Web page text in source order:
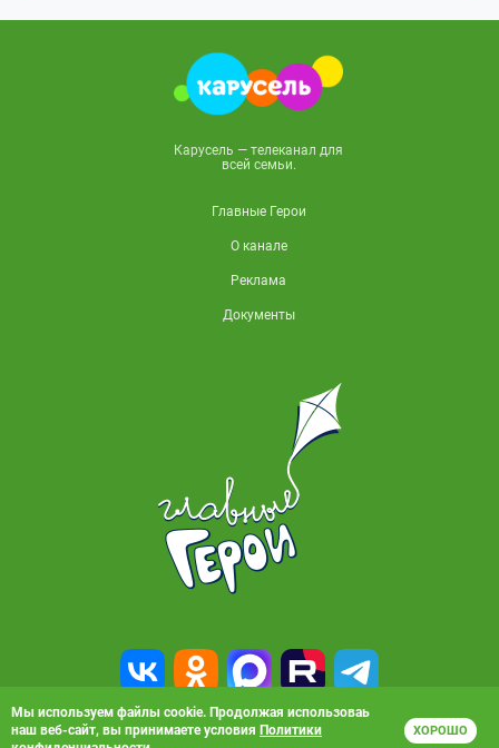
Карусель — телеканал для
всей семьи.
Главные Герои
О канале
Реклама
Документы
© 2010-2026, АО «Карусель». Все права защищены. Полное или частичное
Мы используем файлы cookie. Продолжая использоваь
наш веб-сайт, вы принимаете условия Политики
ХОРОШО